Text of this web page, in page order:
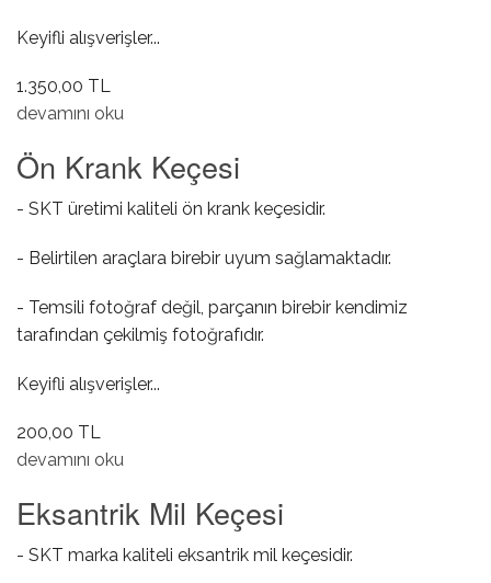
Keyifli alışverişler...
1.350,00 TL
Benzin Otomatiği hakkında
devamını oku
Ön Krank Keçesi
- SKT üretimi kaliteli ön krank keçesidir.
- Belirtilen araçlara birebir uyum sağlamaktadır.
- Temsili fotoğraf değil, parçanın birebir kendimiz
tarafından çekilmiş fotoğrafıdır.
Keyifli alışverişler...
200,00 TL
Ön Krank Keçesi hakkında
devamını oku
Eksantrik Mil Keçesi
- SKT marka kaliteli eksantrik mil keçesidir.